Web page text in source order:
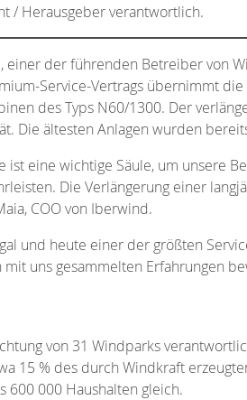
/ Herausgeber verantwortlich.
einer der führenden Betreiber von
Service-Vertrags übernimmt
des Typs N60/1300. Der
Die ältesten Anlagen wurden
eine wichtige Säule, um unsere
Die Verlängerung einer
COO von Iberwind.
und heute einer der größten
uns gesammelten Erfahrungen
von 31 Windparks
15 % des durch Windkraft
600 000 Haushalten gleich.